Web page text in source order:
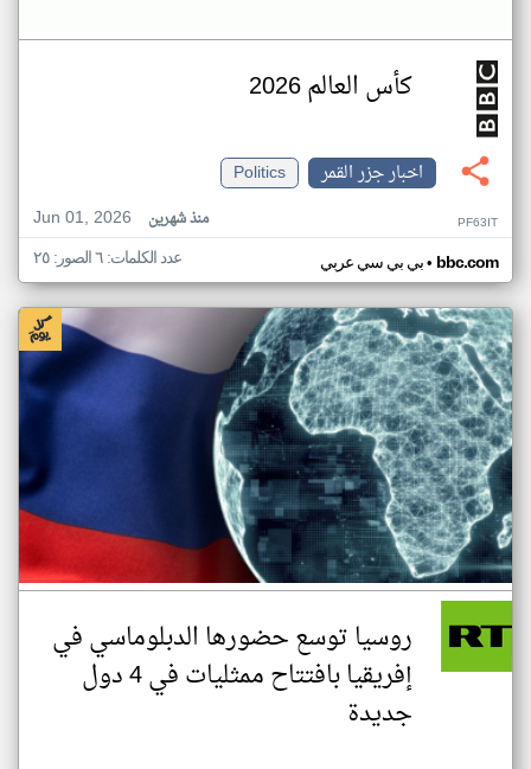
كأس العالم 2026
اخبار جزر القمر
Politics
Jun 01, 2026
منذ شهرين PF63IT
بي بي سي عربي• bbc.com عدد الكلمات: ٦ الصور: ٢٥
روسيا توسع حضورها الدبلوماسي في
إفريقيا بافتتاح ممثليات في 4 دول
جديدة